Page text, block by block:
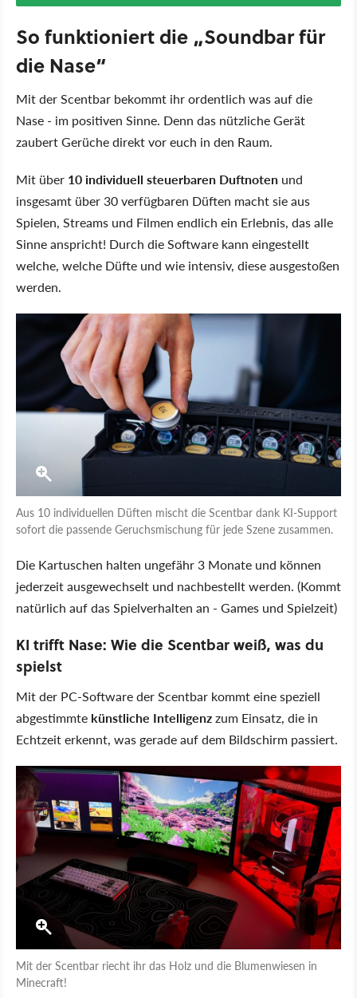
So funktioniert die „Soundbar für
die Nase“
Mit der Scentbar bekommt ihr ordentlich was auf die
Nase - im positiven Sinne. Denn das nützliche Gerät
zaubert Gerüche direkt vor euch in den Raum.
Mit über 10 individuell steuerbaren Duftnoten und
insgesamt über 30 verfügbaren Düften macht sie aus
Spielen, Streams und Filmen endlich ein Erlebnis, das alle
Sinne anspricht! Durch die Software kann eingestellt
welche, welche Düfte und wie intensiv, diese ausgestoßen
werden.
Aus 10 individuellen Düften mischt die Scentbar dank KI-Support
sofort die passende Geruchsmischung für jede Szene zusammen.
Die Kartuschen halten ungefähr 3 Monate und können
jederzeit ausgewechselt und nachbestellt werden. (Kommt
natürlich auf das Spielverhalten an - Games und Spielzeit)
KI trifft Nase: Wie die Scentbar weiß, was du
spielst
Mit der PC-Software der Scentbar kommt eine speziell
abgestimmte künstliche Intelligenzzum Einsatz, die in
Echtzeit erkennt, was gerade auf dem Bildschirm passiert.
Mit der Scentbar riecht ihr das Holz und die Blumenwiesen in
Minecraft!